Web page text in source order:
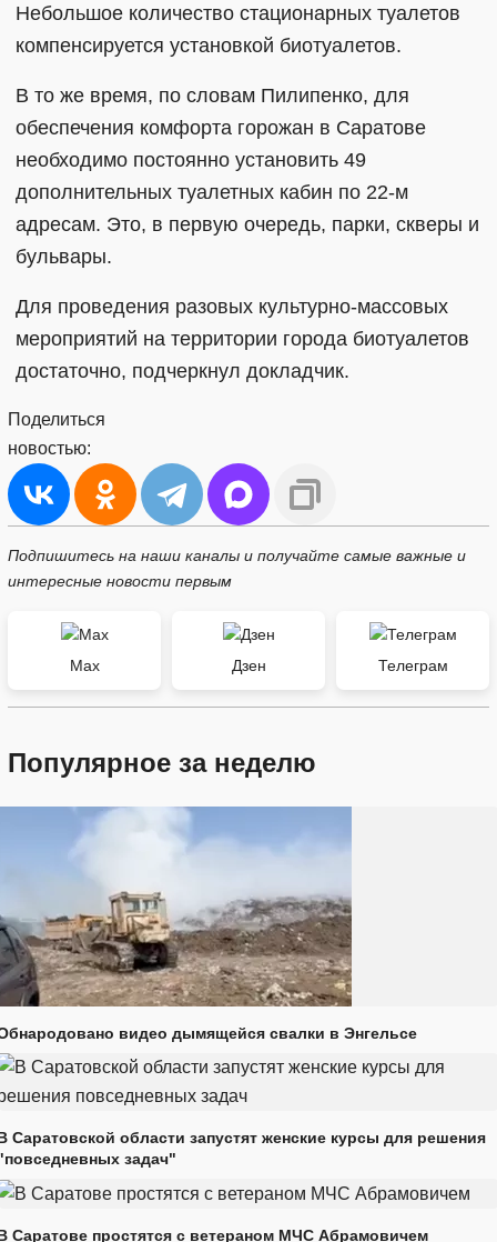
Небольшое количество стационарных туалетов
компенсируется установкой биотуалетов.
В то же время, по словам Пилипенко, для
обеспечения комфорта горожан в Саратове
необходимо постоянно установить 49
дополнительных туалетных кабин по 22-м
адресам. Это, в первую очередь, парки, скверы и
бульвары.
Для проведения разовых культурно-массовых
мероприятий на территории города биотуалетов
достаточно, подчеркнул докладчик.
Поделиться
новостью:
Подпишитесь на наши каналы и получайте самые важные и
интересные новости первым
Max Дзен Телеграм
Популярное за неделю
видео дымящейся свалки в Энгельсе
Саратовской области запустят женские курсы для решения
задач"
Саратове простятся с ветераном МЧС Абрамовичем